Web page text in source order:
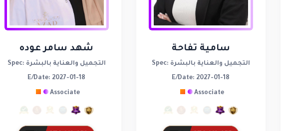
سامية تفاحة
Spec: التجميل والعناية بالبشرة
E/Date: 2027-01-18
Associate
شهد سامر عوده
Spec: التجميل والعناية بالبشرة
E/Date: 2027-01-18
Associate